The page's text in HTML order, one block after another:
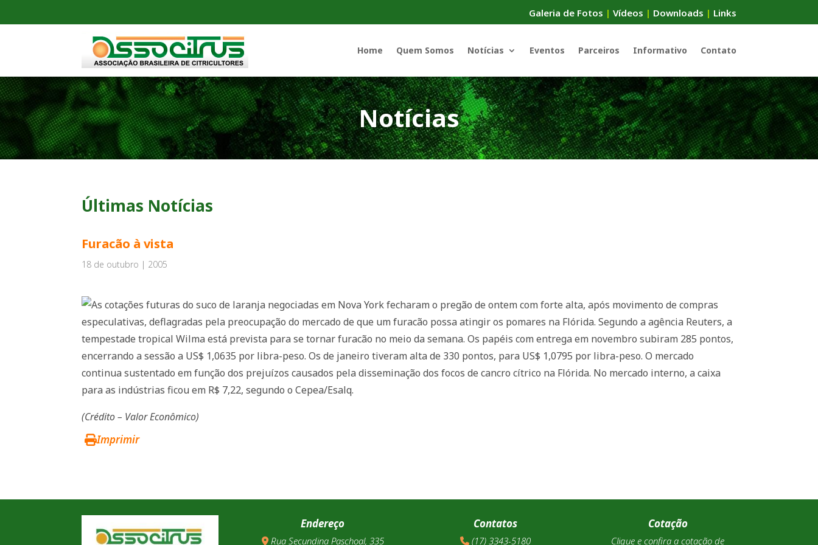
Galeria de Fotos | Vídeos | Downloads | Links
Home Quem Somos Notícias Eventos Parceiros Informativo Contato
Notícias
Últimas Notícias
Furacão à vista
18 de outubro | 2005
As cotações futuras do suco de laranja negociadas em Nova York fecharam o pregão de ontem com forte alta, após movimento de compras
especulativas, deflagradas pela preocupação do mercado de que um furacão possa atingir os pomares na Flórida. Segundo a agência Reuters, a
tempestade tropical Wilma está prevista para se tornar furacão no meio da semana. Os papéis com entrega em novembro subiram 285 pontos,
encerrando a sessão a US$ 1,0635 por libra-peso. Os de janeiro tiveram alta de 330 pontos, para US$ 1,0795 por libra-peso. O mercado
continua sustentado em função dos prejuízos causados pela disseminação dos focos de cancro cítrico na Flórida. No mercado interno, a caixa
para as indústrias ficou em R$ 7,22, segundo o Cepea/Esalq.
(Crédito – Valor Econômico)
Imprimir
Endereço
Rua Secundina Paschoal, 335
Contatos
(17) 3343-5180
Cotação
Clique e confira a cotação de